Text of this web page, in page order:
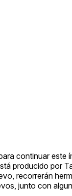
continuar este
producido por
recorrerán
junto con